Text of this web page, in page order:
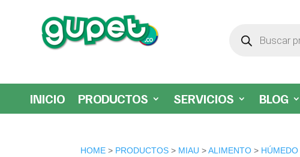
productos
INICIO PRODUCTOS SERVICIOS BLOG
HOME > PRODUCTOS > MIAU >ALIMENTO > HÚMEDO